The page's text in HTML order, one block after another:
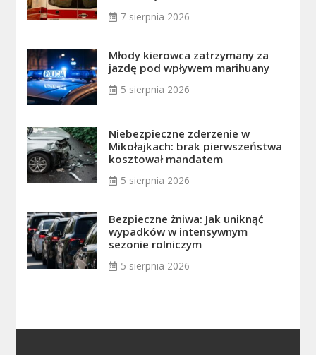
7 sierpnia 2026
Młody kierowca zatrzymany za
jazdę pod wpływem marihuany
5 sierpnia 2026
Niebezpieczne zderzenie w
Mikołajkach: brak pierwszeństwa
kosztował mandatem
5 sierpnia 2026
Bezpieczne żniwa: Jak uniknąć
wypadków w intensywnym
sezonie rolniczym
5 sierpnia 2026